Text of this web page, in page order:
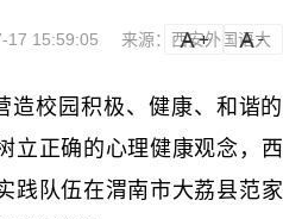
17 15:59:05
来源：西安外国语大
a a-
校园积极、健康、和谐的
立正确的心理健康观念，西
践队伍在渭南市大荔县范家